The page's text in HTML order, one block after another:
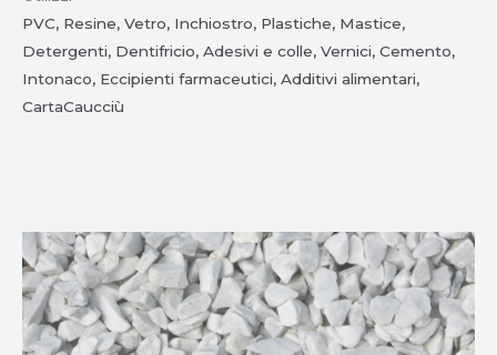
PVC, Resine, Vetro, Inchiostro, Plastiche, Mastice,
Detergenti, Dentifricio, Adesivi e colle, Vernici, Cemento,
Intonaco, Eccipienti farmaceutici, Additivi alimentari,
CartaCaucciù